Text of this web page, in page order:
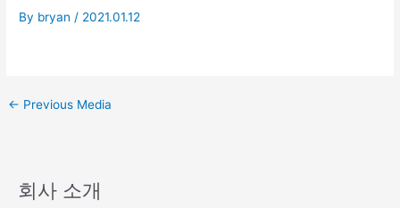
By bryan / 2021.01.12
← Previous Media
회사 소개